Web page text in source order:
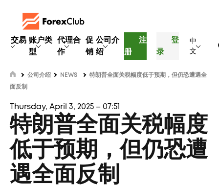
交易 账户类
型
代理合
作
促
销
公司介
绍
注
册
登
录
中
文
公司介绍 NEWS 特朗普全面关税幅度低于预期，但仍恐遭遇全
面反制
Thursday, April 3, 2025 – 07:51
特朗普全面关税幅度
低于预期，但仍恐遭
遇全面反制